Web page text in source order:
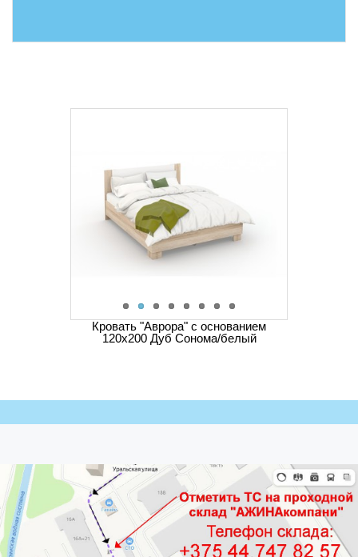
Кровать "Аврора" с основанием
120х200 Дуб Сонома/белый